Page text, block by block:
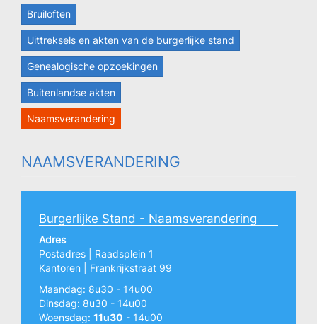
Bruiloften
Uittreksels en akten van de burgerlijke stand
Genealogische opzoekingen
Buitenlandse akten
Naamsverandering
NAAMSVERANDERING
Burgerlijke Stand - Naamsverandering
Adres
Postadres | Raadsplein 1
Kantoren | Frankrijkstraat 99
Maandag: 8u30 - 14u00
Dinsdag: 8u30 - 14u00
Woensdag: 11u30 - 14u00